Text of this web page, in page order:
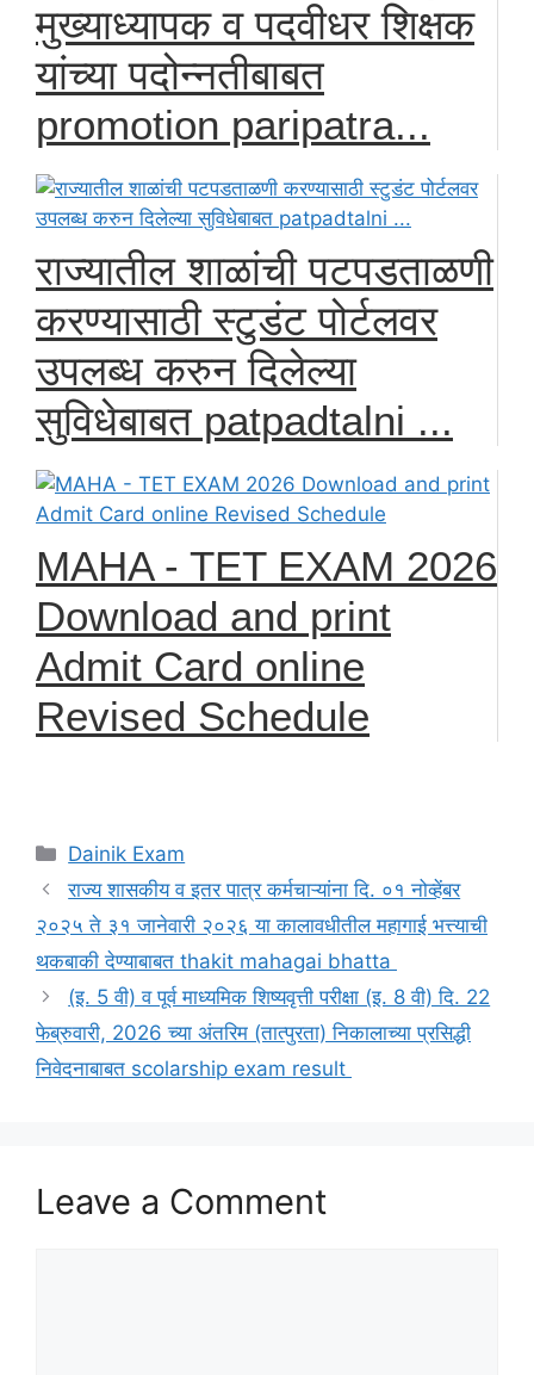
मुख्याध्यापक व पदवीधर शिक्षक
यांच्या पदोन्नतीबाबत
promotion paripatra...
राज्यातील शाळांची पटपडताळणी
करण्यासाठी स्टुडंट पोर्टलवर
उपलब्ध करुन दिलेल्या
सुविधेबाबत patpadtalni ...
MAHA - TET EXAM 2026
Download and print
Admit Card online
Revised Schedule
Categories
Dainik Exam
राज्य शासकीय व इतर पात्र कर्मचाऱ्यांना दि. ०१ नोव्हेंबर
२०२५ ते ३१ जानेवारी २०२६ या कालावधीतील महागाई भत्त्याची
थकबाकी देण्याबाबत thakit mahagai bhatta
(इ. 5 वी) व पूर्व माध्यमिक शिष्यवृत्ती परीक्षा (इ. 8 वी) दि. 22
फेब्रुवारी, 2026 च्या अंतरिम (तात्पुरता) निकालाच्या प्रसिद्धी
निवेदनाबाबत scolarship exam result
Leave a Comment